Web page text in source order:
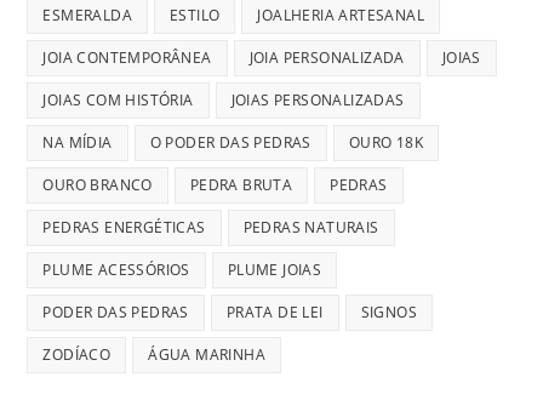
ESMERALDA ESTILO JOALHERIA ARTESANAL
JOIA CONTEMPORÂNEA JOIA PERSONALIZADA JOIAS
JOIAS COM HISTÓRIA JOIAS PERSONALIZADAS
NA MÍDIA O PODER DAS PEDRAS OURO 18K
OURO BRANCO PEDRA BRUTA PEDRAS
PEDRAS ENERGÉTICAS PEDRAS NATURAIS
PLUME ACESSÓRIOS PLUME JOIAS
PODER DAS PEDRAS PRATA DE LEI SIGNOS
ZODÍACO ÁGUA MARINHA